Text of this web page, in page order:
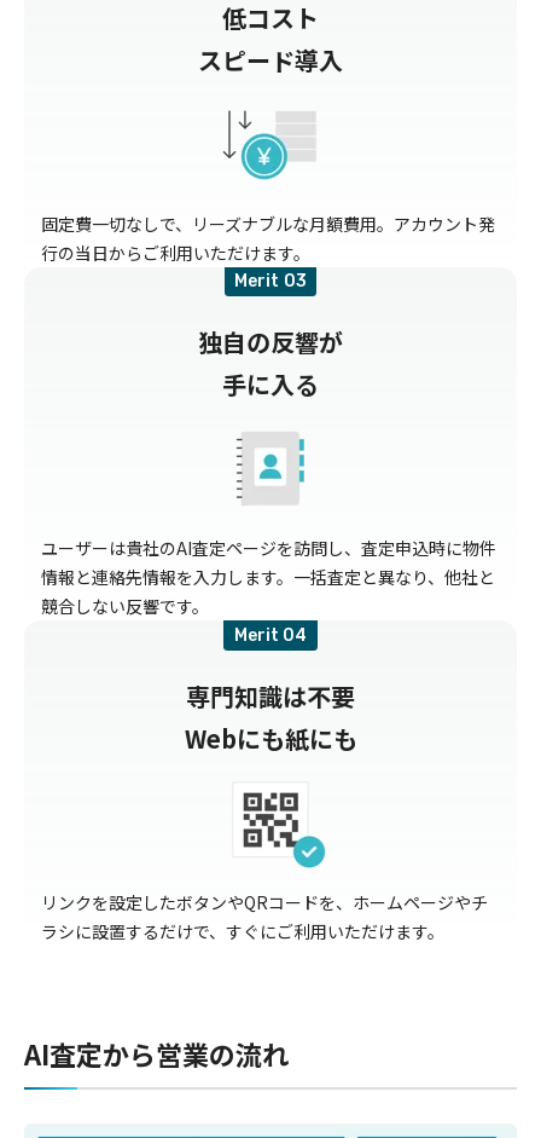
低コスト
スピード導入
固定費一切なしで、リーズナブルな月額費用。アカウント発
行の当日からご利用いただけます。
Merit
独自の反響が
手に入る
ユーザーは貴社のAI査定ページを訪問し、査定申込時に物件
情報と連絡先情報を入力します。一括査定と異なり、他社と
競合しない反響です。
Merit
専門知識は不要
Webにも紙にも
リンクを設定したボタンやQRコードを、ホームページやチ
ラシに設置するだけで、すぐにご利用いただけます。
AI査定から営業の流れ